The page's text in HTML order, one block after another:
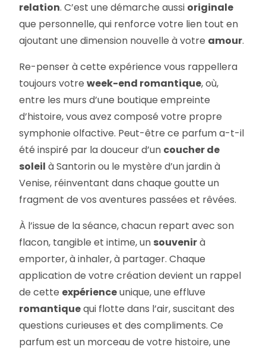
relation. C’est une démarche aussi originale
que personnelle, qui renforce votre lien tout en
ajoutant une dimension nouvelle à votre amour.
Re-penser à cette expérience vous rappellera
toujours votreweek-end romantique, où,
entre les murs d’une boutique empreinte
d’histoire, vous avez composé votre propre
symphonie olfactive. Peut-être ce parfum a-t-il
été inspiré par la douceur d’un coucher de
soleil à Santorin ou le mystère d’un jardin à
Venise, réinventant dans chaque goutte un
fragment de vos aventures passées et rêvées.
À l’issue de la séance, chacun repart avec son
flacon, tangible et intime, un souvenirà
emporter, à inhaler, à partager. Chaque
application de votre création devient un rappel
de cette expérienceunique, une effluve
romantiquequi flotte dans l’air, suscitant des
questions curieuses et des compliments. Ce
parfum est un morceau de votre histoire, une